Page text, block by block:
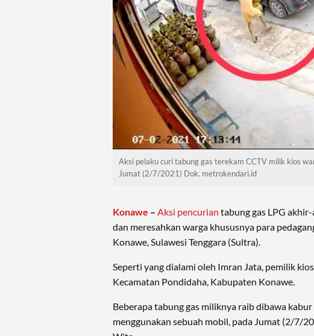
Aksi pelaku curi tabung gas terekam CCTV milik kios
Jumat (2/7/2021) Dok. metrokendari.id
Konawe – Aksi pencurian tabung gas LPG
dan meresahkan warga khususnya para
Konawe, Sulawesi Tenggara (Sultra).
Seperti yang dialami oleh Imran Jata, pemilik
Kecamatan Pondidaha, Kabupaten Konawe.
Beberapa tabung gas miliknya raib dibawa
menggunakan sebuah mobil, pada Jumat (2/7/